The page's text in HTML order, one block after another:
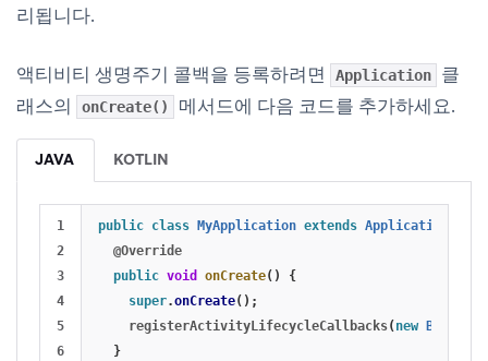
리됩니다.
액티비티 생명주기 콜백을 등록하려면 Application
클
래스의
onCreate() 메서드에 다음 코드를 추가하세요.
JAVA KOTLIN
1
2
3
4
5
6
public class MyApplication extends Application
@Override
public void onCreate()
{
super.onCreate();
registerActivityLifecycleCallbacks(new
}